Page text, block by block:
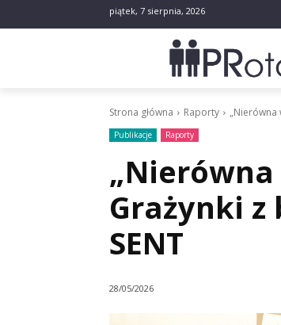
piątek, 7 sierpnia, 2026
Strona główna Raporty „Nierówna
Publikacje Raporty
Grażynki z
SENT
28/05/2026